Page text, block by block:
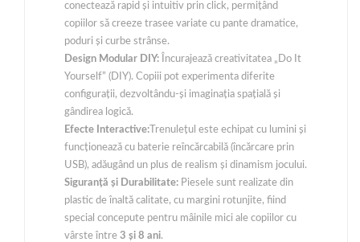
conectează rapid și intuitiv prin click, permițând
copiilor să creeze trasee variate cu pante dramatice,
poduri și curbe strânse.
Design Modular DIY: Încurajează creativitatea „Do It
Yourself” (DIY). Copiii pot experimenta diferite
configurații, dezvoltându-și imaginația spațială și
gândirea logică.
Efecte Interactive: Trenulețul este echipat cu lumini și
funcționează cu baterie reîncărcabilă (încărcare prin
USB), adăugând un plus de realism și dinamism jocului.
Siguranță și Durabilitate: Piesele sunt realizate din
plastic de înaltă calitate, cu margini rotunjite, fiind
special concepute pentru mâinile mici ale copiilor cu
vârste între 3 și 8 ani.